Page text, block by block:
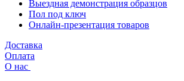
Выездная демонстрация образцов
Пол под ключ
Онлайн-презентация товаров
Доставка
Оплата
О нас